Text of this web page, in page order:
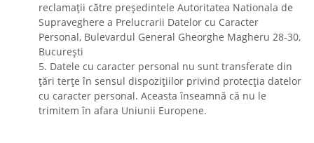
reclamații către președintele Autoritatea Nationala de
Supraveghere a Prelucrarii Datelor cu Caracter
Personal, Bulevardul General Gheorghe Magheru 28-30,
București
5. Datele cu caracter personal nu sunt transferate din
țări terțe în sensul dispozițiilor privind protecția datelor
cu caracter personal. Aceasta înseamnă că nu le
trimitem în afara Uniunii Europene.